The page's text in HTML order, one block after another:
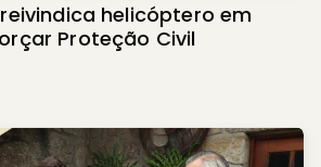
helicóptero em
Proteção Civil